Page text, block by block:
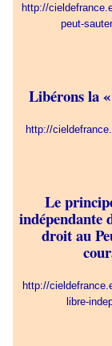
http://
peut-
Libérons la
http://
Le
indépendante
droit au
http://
libre-